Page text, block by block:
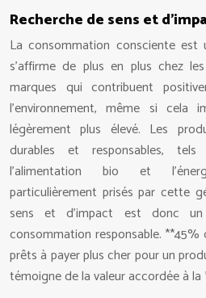
Recherche de sens et
La consommation consciente
s’affirme de plus en plus chez
marques qui contribuent
l’environnement, même si cela
légèrement plus élevé. Les
durables et responsables,
l’alimentation bio et
particulièrement prisés par cette
sens et d’impact est donc
consommation responsable.
prêts à payer plus cher pour un
témoigne de la valeur accordée à